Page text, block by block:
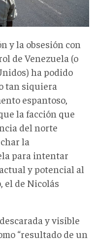
y la obsesión con
de Venezuela (o
ha podido
tan siquiera
espantoso,
la facción que
del norte
la
para intentar
y potencial al
el de Nicolás
y visible
“resultado de un